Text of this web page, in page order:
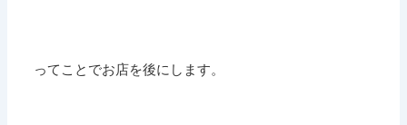
ってことでお店を後にします。